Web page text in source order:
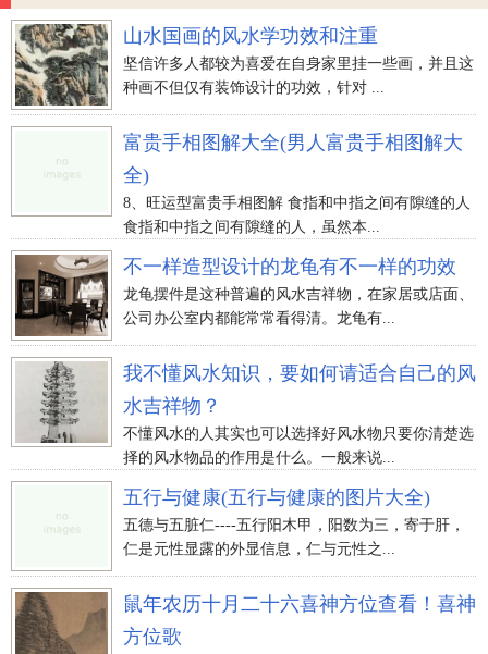
山水国画的风水学功效和注重
坚信许多人都较为喜爱在自身家里挂一些画，并且这
种画不但仅有装饰设计的功效，针对 ...
富贵手相图解大全(男人富贵手相图解大
全)
8、旺运型富贵手相图解 食指和中指之间有隙缝的人
食指和中指之间有隙缝的人，虽然本...
不一样造型设计的龙龟有不一样的功效
龙龟摆件是这种普遍的风水吉祥物，在家居或店面、
公司办公室内都能常常看得清。龙龟有...
我不懂风水知识，要如何请适合自己的风
水吉祥物？
不懂风水的人其实也可以选择好风水物只要你清楚选
择的风水物品的作用是什么。一般来说...
五行与健康(五行与健康的图片大全)
五德与五脏仁----五行阳木甲，阳数为三，寄于肝，
仁是元性显露的外显信息，仁与元性之...
鼠年农历十月二十六喜神方位查看！喜神
方位歌